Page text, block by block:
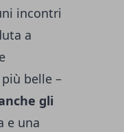
incontri
a
belle –
gli
e una